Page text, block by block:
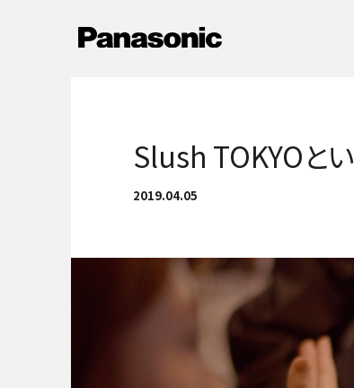
Newsへ戻る
Slush TOKYOと
2019.04.05